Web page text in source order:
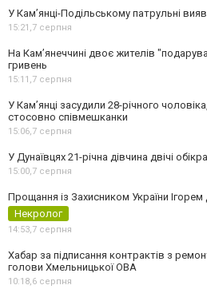
У Кам’янці-Подільському патрульні
15:21, 7 серпня
На Камʼянеччині двоє жителів
гривень
15:11, 7 серпня
У Камʼянці засудили 28-річного
стосовно співмешканки
15:06, 7 серпня
У Дунаївцях 21-річна дівчина двічі
15:00, 7 серпня
Прощання із Захисником України
Некролог
14:53, 7 серпня
Хабар за підписання контрактів з
голови Хмельницької ОВА
10:18, 6 серпня